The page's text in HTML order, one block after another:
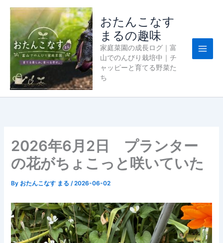
おたんこなす
まるの趣味
家庭菜園の成長ログ｜富
山でのんびり栽培中｜チ
ャッピーと育てる野菜た
ち
2026年6月2日 プランター
の花がちょこっと咲いていた
By おたんこなす まる/2026-06-02